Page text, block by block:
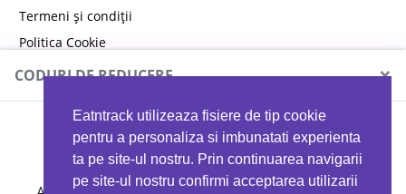
Eatntrack utilizeaza fisiere de tip cookie
pentru a personaliza si imbunatati experienta
ta pe site-ul nostru. Prin continuarea navigarii
pe site-ul nostru confirmi acceptarea utilizarii
Termeni și condiții
Politica Cookie
Politica de confidențialitate
CODURI DE REDUCERE ×
MYPROTEIN